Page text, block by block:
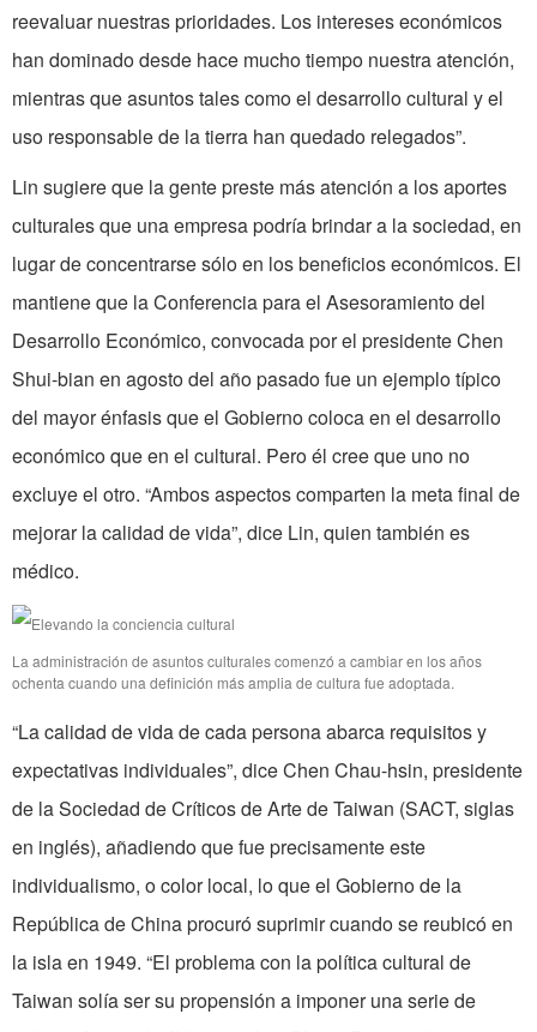
reevaluar nuestras prioridades. Los intereses económicos
han dominado desde hace mucho tiempo nuestra atención,
mientras que asuntos tales como el desarrollo cultural y el
uso responsable de la tierra han quedado relegados”.
Lin sugiere que la gente preste más atención a los aportes
culturales que una empresa podría brindar a la sociedad, en
lugar de concentrarse sólo en los beneficios económicos. El
mantiene que la Conferencia para el Asesoramiento del
Desarrollo Económico, convocada por el presidente Chen
Shui-bian en agosto del año pasado fue un ejemplo típico
del mayor énfasis que el Gobierno coloca en el desarrollo
económico que en el cultural. Pero él cree que uno no
excluye el otro. “Ambos aspectos comparten la meta final de
mejorar la calidad de vida”, dice Lin, quien también es
médico.
La administración de asuntos culturales comenzó a cambiar en los años
ochenta cuando una definición más amplia de cultura fue adoptada.
“La calidad de vida de cada persona abarca requisitos y
expectativas individuales”, dice Chen Chau-hsin, presidente
de la Sociedad de Críticos de Arte de Taiwan (SACT, siglas
en inglés), añadiendo que fue precisamente este
individualismo, o color local, lo que el Gobierno de la
República de China procuró suprimir cuando se reubicó en
la isla en 1949. “El problema con la política cultural de
Taiwan solía ser su propensión a imponer una serie de